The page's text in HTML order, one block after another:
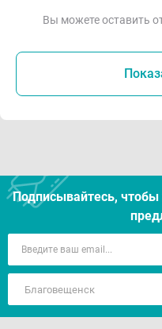
Вы можете оставить
Подписывайтесь,